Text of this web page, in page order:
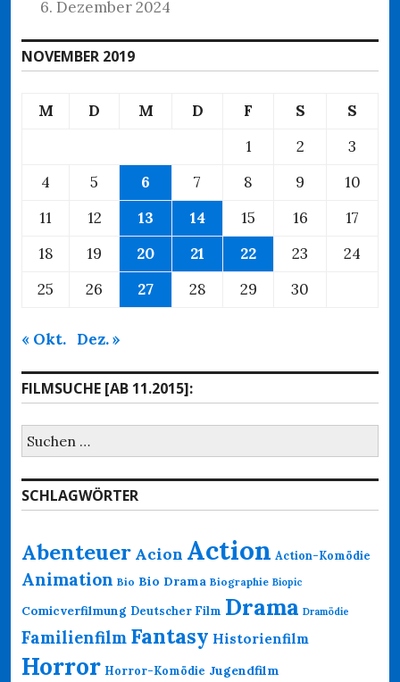
6. Dezember 2024
NOVEMBER 2019
M D M D F S
S
1
2
3
4
5 6 7 8 9
10
11
12 13 14 15 16
17
18
19 20 21 22 23
24
25
26 27 28 29 30
« Okt. Dez. »
FILMSUCHE [AB 11.2015]:
Suchen
nach:
SCHLAGWÖRTER
Abenteuer Acion Action Action-Komödie
Animation Bio Bio Drama Biographie Biopic
Comicverfilmung Deutscher Film Drama Dramödie
Familienfilm Fantasy Historienfilm
Horror Horror-Komödie Jugendfilm